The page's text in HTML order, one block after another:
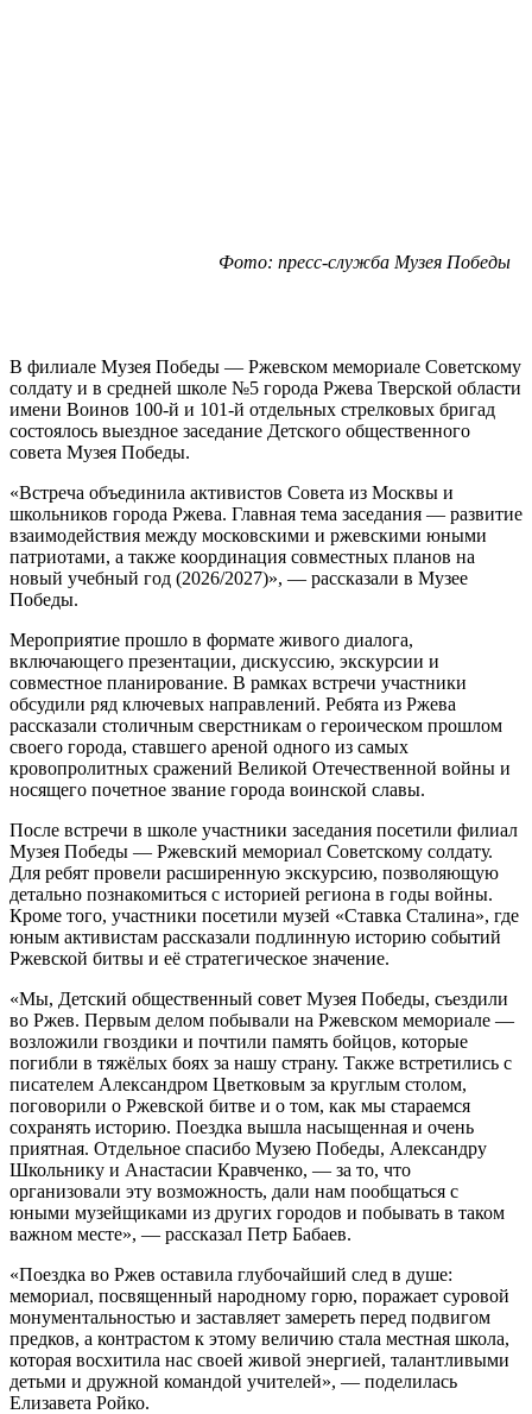
Фото: пресс-служба Музея Победы
В филиале Музея Победы — Ржевском мемориале Советскому
солдату и в средней школе №5 города Ржева Тверской области
имени Воинов 100-й и 101-й отдельных стрелковых бригад
состоялось выездное заседание Детского общественного
совета Музея Победы.
«Встреча объединила активистов Совета из Москвы и
школьников города Ржева. Главная тема заседания — развитие
взаимодействия между московскими и ржевскими юными
патриотами, а также координация совместных планов на
новый учебный год (2026/2027)», — рассказали в Музее
Победы.
Мероприятие прошло в формате живого диалога,
включающего презентации, дискуссию, экскурсии и
совместное планирование. В рамках встречи участники
обсудили ряд ключевых направлений. Ребята из Ржева
рассказали столичным сверстникам о героическом прошлом
своего города, ставшего ареной одного из самых
кровопролитных сражений Великой Отечественной войны и
носящего почетное звание города воинской славы.
После встречи в школе участники заседания посетили филиал
Музея Победы — Ржевский мемориал Советскому солдату.
Для ребят провели расширенную экскурсию, позволяющую
детально познакомиться с историей региона в годы войны.
Кроме того, участники посетили музей «Ставка Сталина», где
юным активистам рассказали подлинную историю событий
Ржевской битвы и её стратегическое значение.
«Мы, Детский общественный совет Музея Победы, съездили
во Ржев. Первым делом побывали на Ржевском мемориале —
возложили гвоздики и почтили память бойцов, которые
погибли в тяжёлых боях за нашу страну. Также встретились с
писателем Александром Цветковым за круглым столом,
поговорили о Ржевской битве и о том, как мы стараемся
сохранять историю. Поездка вышла насыщенная и очень
приятная. Отдельное спасибо Музею Победы, Александру
Школьнику и Анастасии Кравченко, — за то, что
организовали эту возможность, дали нам пообщаться с
юными музейщиками из других городов и побывать в таком
важном месте», — рассказал Петр Бабаев.
«Поездка во Ржев оставила глубочайший след в душе:
мемориал, посвященный народному горю, поражает суровой
монументальностью и заставляет замереть перед подвигом
предков, а контрастом к этому величию стала местная школа,
которая восхитила нас своей живой энергией, талантливыми
детьми и дружной командой учителей», — поделилась
Елизавета Ройко.